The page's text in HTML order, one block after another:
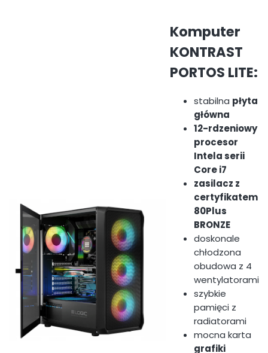
Komputer
KONTRAST
PORTOS LITE:
stabilna płyta
główna
12-rdzeniowy
procesor
Intela serii
Core i7
zasilacz z
certyfikatem
80Plus
BRONZE
doskonale
chłodzona
obudowa z 4
wentylatorami
szybkie
pamięci z
radiatorami
mocna karta
grafiki